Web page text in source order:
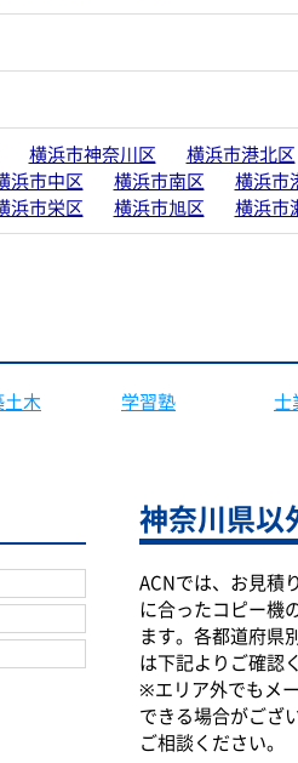
横浜市神奈川区 横浜市港北区
浜市中区 横浜市南区 横浜市
浜市栄区 横浜市旭区 横浜市
土木 学習塾 士
神奈川県以
ACNでは、お見積
に合ったコピー機
ます。各都道府県
は下記よりご確認
※エリア外でもメ
できる場合がござ
ご相談ください。